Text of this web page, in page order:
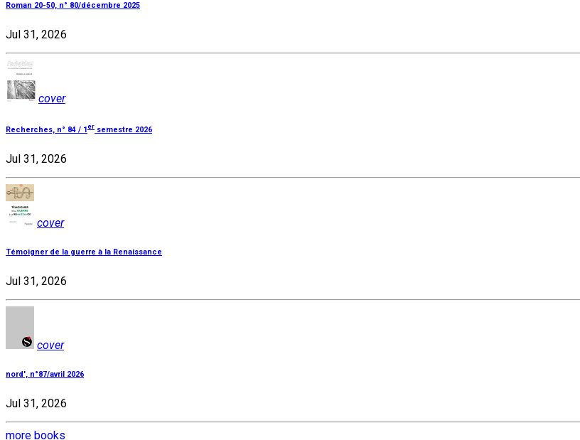
Roman 20-50, n° 80/décembre 2025
Jul 31, 2026
cover
Recherches, n° 84 / 1er semestre 2026
Jul 31, 2026
cover
Témoigner de la guerre à la Renaissance
Jul 31, 2026
cover
nord', n°87/avril 2026
Jul 31, 2026
more books